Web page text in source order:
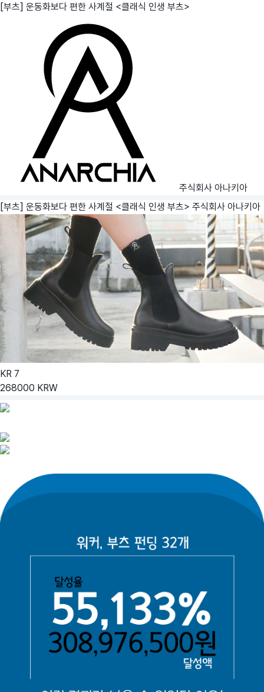
[부츠] 운동화보다 편한 사계절 <클래식 인생 부츠>
주식회사 아나키아
[부츠] 운동화보다 편한 사계절 <클래식 인생 부츠> 주식회사 아나키아
KR 7
268000 KRW